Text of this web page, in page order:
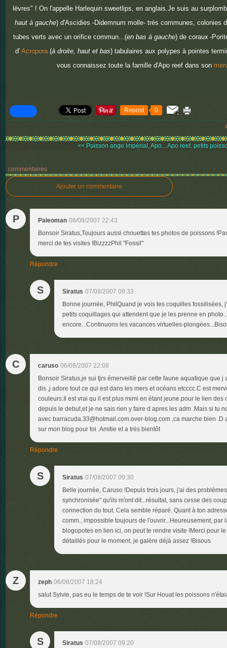
lèvres" ! On l'appelle Harlequin sweetlips, en anglais.Je suis au
haut à gauche) d'Ascidies -Didemnum molle- très communes, colonies
tubes verts avec un orifice commun...(en bas à gauche) de coraux -
d' Acropora(à droite, haut et bas) tabulaires aux polypes à pointes
vous connaissez toute la famille d'Apo reef dans son
Repost 0
<< Poisson ange impérial, Apo...Apo reef, petits
commentaires
Ajouter un commentaire
P Paleoman 06/08/2007 22:43
Bonsoir Siratus,Toujours aussi chouettes tes photos de poissons
merci de tes visites !BizzzzPhil "Fossil"
Répondre
S Siratus 07/08/2007 09:33
Bonne journée, PhilQuand je vois tes coquilles fossilisées,
petits coquillages qui attendent que je les prenne en
encore...Continuons les vacances virtuelles-
C caruso 06/08/2007 22:08
Bonsoir Siratus,je sui tjrs émerveillé par cette faune aquatique que j
dis ,j adore tout ce qui est dans les mers et océans etcccc.C est
couleurs.Il est vrai qu il est plus mimi en étant jeune.pour le lien des
depuis le debut,et je ne sais rien y faire d apres les adm .Mais si tu
avec barracuda.33@hotmail.com.over-blog.com ,ca marche bien .D
sur mon blog pour toi .Amitie et a très bientôt
Répondre
S Siratus 07/08/2007 09:30
Belle journée, Caruso !Depuis trois jours, j'ai des
synchronisée" qu'ils m'ont dit...résultat, sans cesse des
connection du tout. Cela semble réparé. Quant à ton
comm., impossible toujours de l'ouvrir...Heureusement, par
blogopotes en lien ici, on peut te rendre visite !Merci pour
détaillés pour le moment, je galère déjà assez !Bisous
Z zeph 06/08/2007 18:24
salut Sylvie, pas eu le temps de te voir !Sur Houat les poissons
Répondre
S Siratus 07/08/2007 09:20